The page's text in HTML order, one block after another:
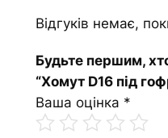
п
д
г
о
ф
i
e
Відгуків немає,
Будьте першим,
“Хомут D16 під
Ваша оцінка *